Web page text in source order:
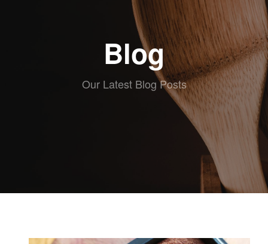
RECIPeatS
RECETAS
ESCRITAS
VIDEO
RECETAS
KIDS
Blog
Our Latest Blog Posts